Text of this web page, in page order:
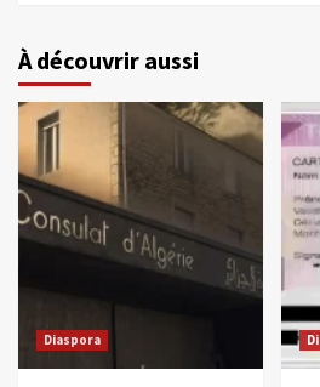
À découvrir aussi
Diaspora